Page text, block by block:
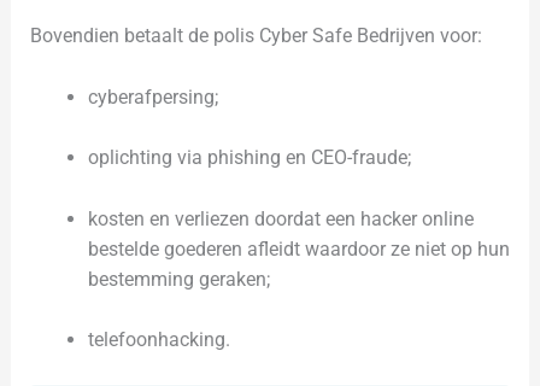
Bovendien betaalt de polis Cyber Safe Bedrijven voor:
cyberafpersing;
oplichting via phishing en CEO-fraude;
kosten en verliezen doordat een hacker online
bestelde goederen afleidt waardoor ze niet op hun
bestemming geraken;
telefoonhacking.